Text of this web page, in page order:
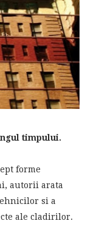
timpului.
forme
autorii arata
si a
ale cladirilor.